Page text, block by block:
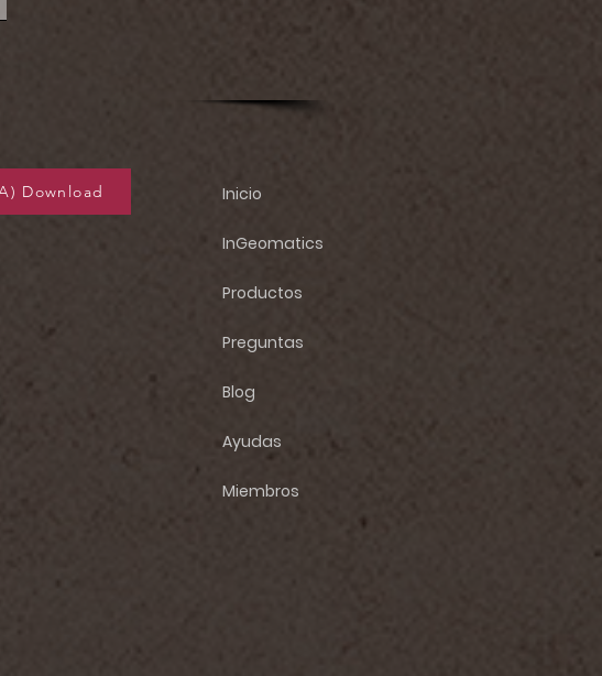
Download Inicio
InGeomatics
Productos
Preguntas
Blog
Ayudas
Miembros